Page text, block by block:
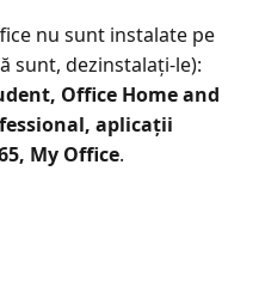
nu sunt instalate pe
sunt, dezinstalați-le):
Office Home and
aplicații
My Office.